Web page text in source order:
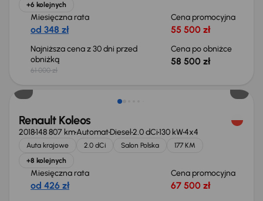
+6 kolejnych
Miesięczna rata
od 348 zł
Cena promocyjna
55 500 zł
Najniższa cena z 30 dni przed
obniżką
61 000 zł
Cena po obniżce
58 500 zł
Renault Koleos
2018148 807 kmAutomatDiesel2.0 dCi130 kW4x4
Auta krajowe 2.0 dCi Salon Polska
177 KM
+8 kolejnych
Miesięczna rata
od 426 zł
Cena promocyjna
67 500 zł